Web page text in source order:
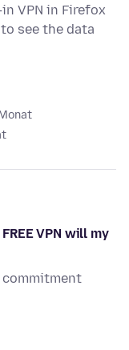
VPN in Firefox
see the data
VPN will my